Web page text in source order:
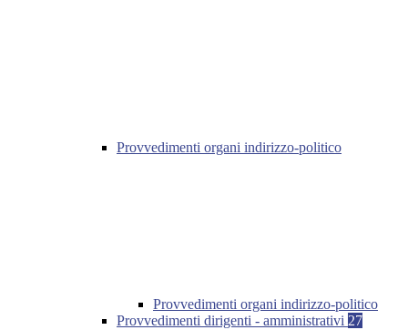
Provvedimenti organi indirizzo-politico
Provvedimenti organi indirizzo-politico
Provvedimenti dirigenti - amministrativi 27